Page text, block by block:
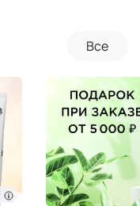
Все